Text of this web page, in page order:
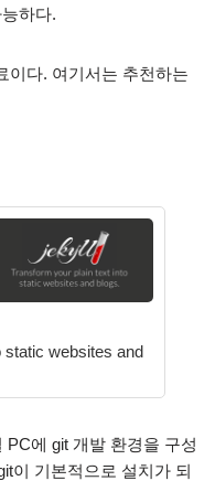
하다.
이다. 여기서는 추천하는
static websites and
에 git 개발 환경을 구성
이 기본적으로 설치가 되